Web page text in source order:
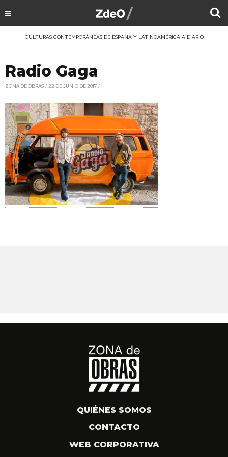
CULTURAS CONTEMPORÁNEAS DE ESPAÑA Y LATINOAMÉRICA A DIARIO
Radio Gaga
ZONA DE OBRAS 22 DE JUNIO DE 2017
QUIÉNES SOMOS
CONTACTO
WEB CORPORATIVA